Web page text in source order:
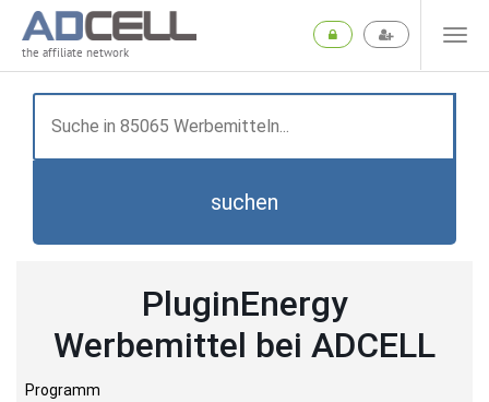
the affiliate network
suchen
PluginEnergy
Werbemittel bei ADCELL
Programm